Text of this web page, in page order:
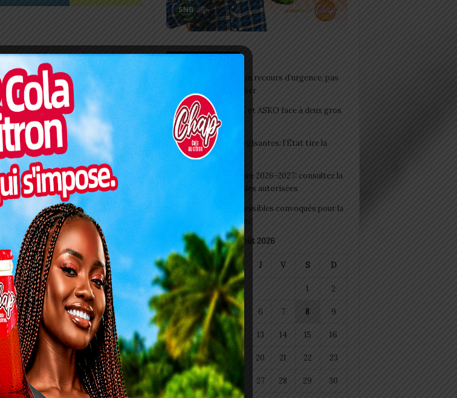
parfaitement la production
des états financiers
salaire de 80 000F/mois – Être
Articles récents
Pilule du lendemain : un recours d’urgence, pas
une habitude à banaliser
Interclubs CAF: ASCK et ASKO face à deux gros
morceaux
Togo/ Boissons énergisantes: l’État tire la
sonnette d’alarme
Togo/ Rentrée scolaire 2026-2027: consultez la
liste officielle des écoles autorisées
ESSAL 2026 : les admissibles convoqués pour la
visite médicale à Lomé
août 2026
L M M J V S D
1 2
3 4 5 6 7 8 9
10 11 12 13 14 15 16
17 18 20 21 22 23
24 25 26 27 28 29 30